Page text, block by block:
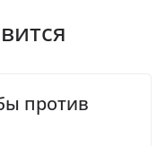
против